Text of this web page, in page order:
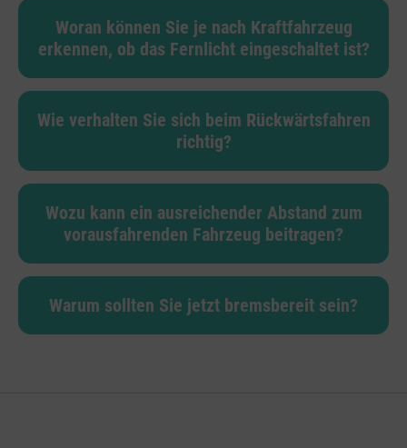
Woran können Sie je nach Kraftfahrzeug
erkennen, ob das Fernlicht eingeschaltet ist?
Wie verhalten Sie sich beim Rückwärtsfahren
richtig?
Wozu kann ein ausreichender Abstand zum
vorausfahrenden Fahrzeug beitragen?
Warum sollten Sie jetzt bremsbereit sein?